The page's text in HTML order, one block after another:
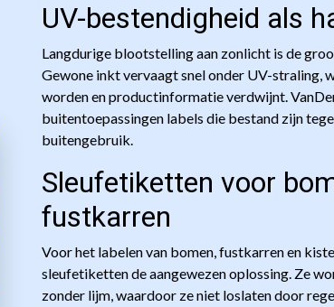
UV-bestendigheid als
Langdurige blootstelling aan zonlicht is de
Gewone inkt vervaagt snel onder UV-straling,
worden en productinformatie verdwijnt.
buitentoepassingen labels die bestand zijn
buitengebruik.
Sleufetiketten voor
fustkarren
Voor het labelen van bomen, fustkarren en
sleufetiketten de aangewezen oplossing. Ze
zonder lijm, waardoor ze niet loslaten door